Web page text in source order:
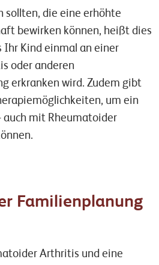
sollten, die eine erhöhte
bewirken können, heißt dies
Ihr Kind einmal an einer
oder anderen
erkranken wird. Zudem gibt
um ein
auch mit Rheumatoider
Familienplanung
Arthritis und eine